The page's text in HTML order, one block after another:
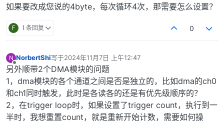
如果要改成您说的4byte，每次循环4次，那需要怎么设置？
F 1 条回复 0
N
离线
NorbertShi写于2024年11月7日 上午12:47
最后由 编辑
另外顺带2个DMA模块的问题
1，dma模块的各个通道之间是否是独立的，比如dma的ch0
和ch1同时触发，此时是各读各的还是有优先级顺序的？
2，在trigger loop时，如果设置了trigger count，执行到一
半时，我想重置count，就是重新开始计数，需要如何操